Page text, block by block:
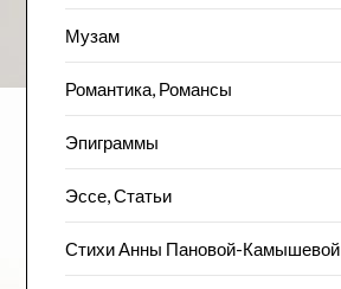
Музам
Романтика, Романсы
Эпиграммы
Эссе, Статьи
Стихи Анны Пановой-Камышевой